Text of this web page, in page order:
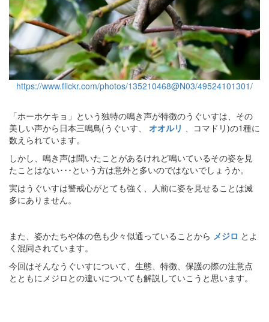
https://www.flickr.com/photos/135210468@N03/49524101301/
「ホーホケキョ」という独特の鳴き声が特徴のうぐいすは、その
美しい声から日本三鳴鳥(うぐいす、 オオルリ 、コマドリ)の1種に
数えられています。
しかし、鳴き声は聞いたことがあるけれど鳴いているその姿を見
たことはない･･･という方は意外と多いのではないでしょうか。
実はうぐいすは警戒心がとても強く、人前に姿を見せることは滅
多にありません。
また、姿かたちや体の色も少々似通っていることから メジロ とよ
く混同されています。
今回はそんなうぐいすについて、生態、特徴、保護の際の注意点
とともにメジロとの違いについても解説していこうと思います。